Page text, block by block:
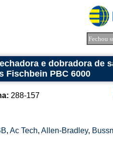
Fechou
e dobradora de
Fischbein PBC 6000
288-157
, Ac Tech, Allen-Bradley,